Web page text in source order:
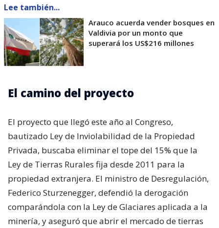
Lee también...
Arauco acuerda vender bosques en
Valdivia por un monto que
superará los US$216 millones
El camino del proyecto
El proyecto que llegó este año al Congreso,
bautizado Ley de Inviolabilidad de la Propiedad
Privada, buscaba eliminar el tope del 15% que la
Ley de Tierras Rurales fija desde 2011 para la
propiedad extranjera. El ministro de Desregulación,
Federico Sturzenegger, defendió la derogación
comparándola con la Ley de Glaciares aplicada a la
minería, y aseguró que abrir el mercado de tierras